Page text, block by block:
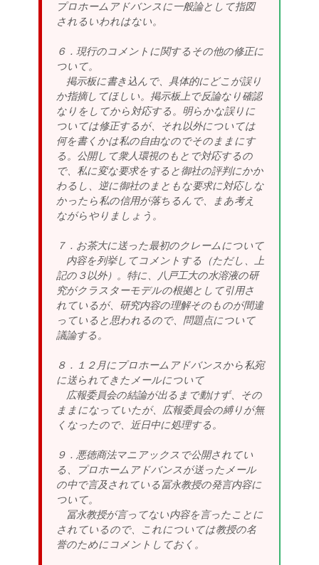
プロホームアドバンスに一般論として指図
されるいわれはない。
６．現行のコメントに関するその他の修正に
ついて。
掲示板に書き込んで、具体的にどこが誤り
か指摘してほしい。掲示板上で反論なり確認
なりをしてから対応する。明らかな誤りに
ついては修正するが、それ以外については
何を書くかは私の自由なのでそのままにす
る。公開して衆人環視のもとで対応するの
で、私に変な要求をすると御社の評判にかか
わるし、逆に御社のまともな要求に対応しな
かったら私の信用が落ちるんで、まあ考え
ながらやりましょう。
７．お茶大に送った最初のクレームについて
内容を列挙してコメントする（ただし、上
記の３以外）。特に、八戸工大の水溶液の研
究がクラスターモデルの根拠として引用さ
れているが、研究内容の理解そのものが間違
っていると思われるので、問題点について
議論する。
８．１２月にプロホームアドバンスから私宛
に送られてきたメールについて
広報委員会の結論が出るまで動けず、その
ままになっていたが、広報委員会の縛りが無
くなったので、近日中に処理する。
９．悪徳商法マニアックスで公開されてい
る、プロホームアドバンスが送ったメール
の中で言及されている冨永教授の発言内容に
ついて。
冨永教授が言ってない内容を言ったことに
されているので、これについては教授の名
誉のためにコメントしておく。